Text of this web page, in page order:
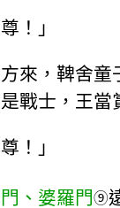
！」
來，鞞舍
戰士，王當
！」
、婆羅門⑨